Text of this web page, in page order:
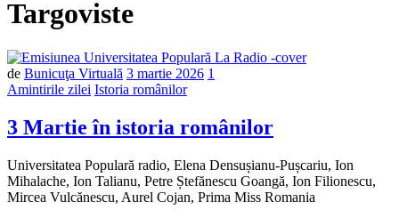
Targoviste
de Bunicuţa Virtuală 3 martie 2026 1
Amintirile zilei Istoria românilor
3 Martie în istoria românilor
Universitatea Populară radio, Elena Densușianu-Pușcariu, Ion
Mihalache, Ion Talianu, Petre Ștefănescu Goangă, Ion Filionescu,
Mircea Vulcănescu, Aurel Cojan, Prima Miss Romania